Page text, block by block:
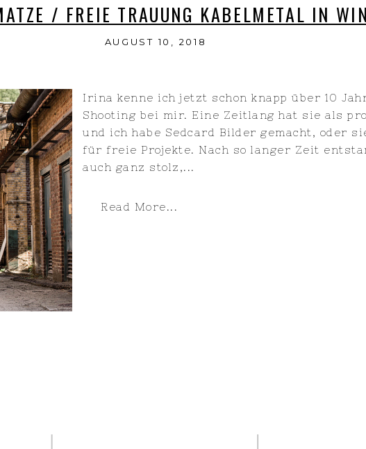
/ FREIE TRAUUNG KABELMETAL IN
AUGUST 10, 2018
Irina kenne ich jetzt schon knapp über 10
Shooting bei mir. Eine Zeitlang hat sie als
und ich habe Sedcard Bilder gemacht, oder
für freie Projekte. Nach so langer Zeit
auch ganz stolz,...
Read More...